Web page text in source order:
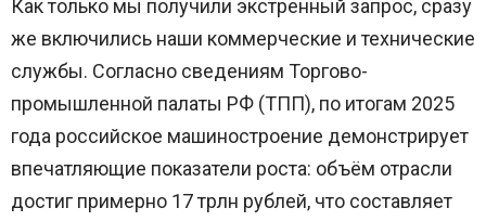
Как только мы получили экстренный запрос, сразу
же включились наши коммерческие и технические
службы. Согласно сведениям Торгово-
промышленной палаты РФ (ТПП), по итогам 2025
года российское машиностроение демонстрирует
впечатляющие показатели роста: объём отрасли
достиг примерно 17 трлн рублей, что составляет